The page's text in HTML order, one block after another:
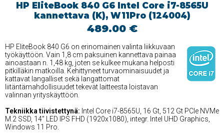
HP EliteBook 840 G6 Intel Core i7-8565U
kannettava (K), W11Pro (124004)
489.00 €
HP EliteBook 840 G6 on erinomainen valinta liikkuvaan
työkäyttöön. Vain 1,8 cm paksuinen kannettava painaa
ainoastaan n. 1,48 kg, joten se kulkee mukana helposti
pitkilläkin matkoilla. Kehittyneet turvaominaisuudet ja
kattavat langalliset sekä langattomat
liitäntämahdollisuudet tekevät laitteesta loistavan
valinnan yrityskäyttöön.
Tekniikka tiivistettynä: Intel Core i7-8565U, 16 Gt, 512 Gt PCIe NVMe
M.2 SSD, 14'' LED IPS FHD (1920x1080), integr. Intel UHD Graphics,
Windows 11 Pro.